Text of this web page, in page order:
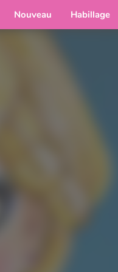
Nouveau Habillage